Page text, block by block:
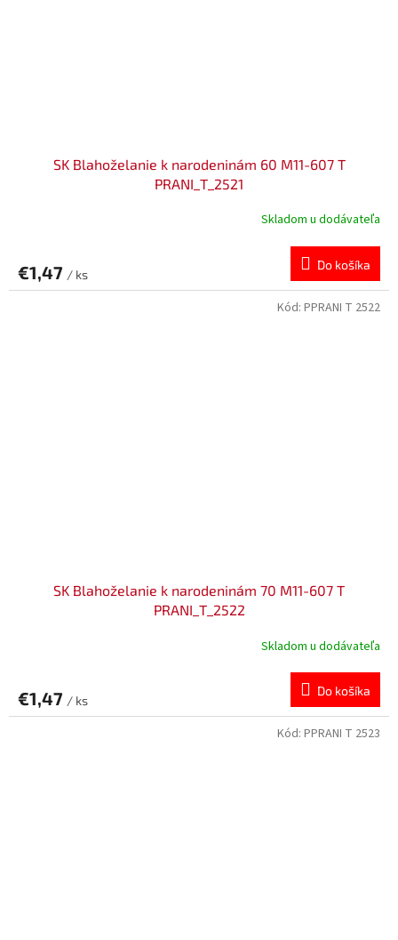
SK Blahoželanie k narodeninám 60 M11-607 T
PRANI_T_2521
Skladom u dodávateľa
€1,47 / ks
Do košíka
SK Blahoželanie k narodeninám 70 M11-607 T
PRANI_T_2522
Skladom u dodávateľa
€1,47 / ks
Do košíka
Kód: PPRANI T 2522
Kód: PPRANI T 2523